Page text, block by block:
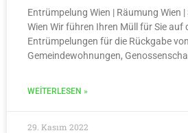
Entrümpelung Wien | Räumung Wien
Wien Wir führen Ihren Müll für Sie auf
Entrümpelungen für die Rückgabe von
Gemeindewohnungen,
WEITERLESEN »
29. Kasım 2022